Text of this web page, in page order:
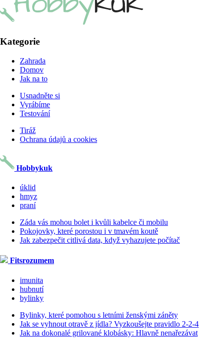
Kategorie
Zahrada
Domov
Jak na to
Usnadněte si
Vyrábíme
Testování
Tiráž
Ochrana údajů a cookies
Hobbykuk
úklid
hmyz
praní
Záda vás mohou bolet i kvůli kabelce či mobilu
Pokojovky, které porostou i v tmavém koutě
Jak zabezpečit citlivá data, když vyhazujete počítač
Fitsrozumem
imunita
hubnutí
bylinky
Bylinky, které pomohou s letními ženskými záněty
Jak se vyhnout otravě z jídla? Vyzkoušejte pravidlo 2-2-4
Jak na dokonalé grilované klobásky: Hlavně nenařezávat